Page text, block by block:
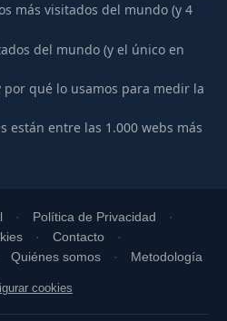
más visitados del mundo (y 4
del mundo (y el único en
por qué lo usamos para medir la
están entre las 1.000 webs más
Política de Privacidad
Contacto
Quiénes somos Metodología
cookies